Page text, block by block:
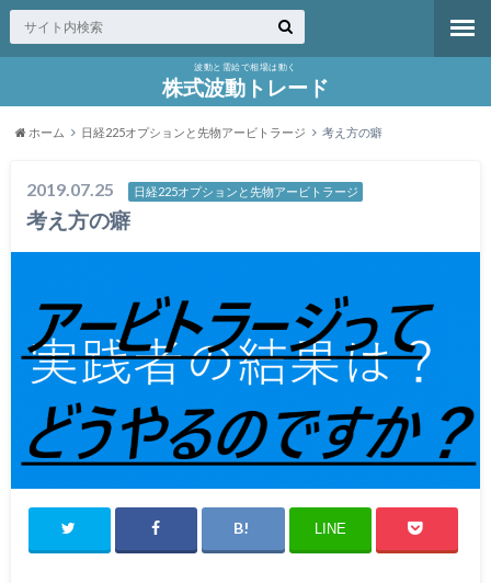
波動と需給で相場は動く
株式波動トレード
ホーム 日経225オプションと先物アービトラージ 考え方の癖
2019.07.25 日経225オプションと先物アービトラージ
考え方の癖
LINE